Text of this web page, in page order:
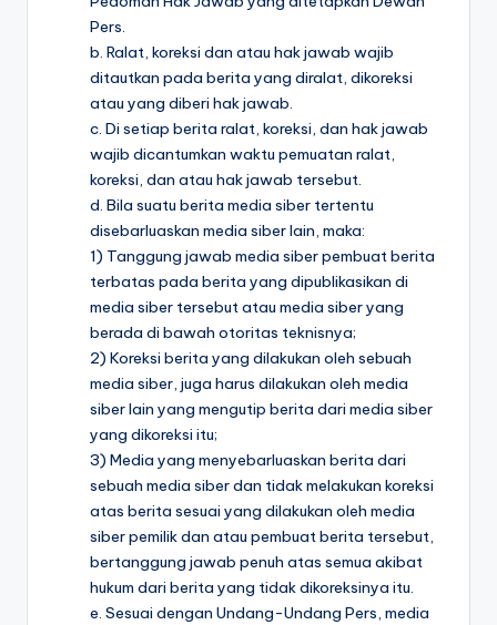
Pers.
b. Ralat, koreksi dan atau hak jawab wajib
ditautkan pada berita yang diralat, dikoreksi
atau yang diberi hak jawab.
c. Di setiap berita ralat, koreksi, dan hak jawab
wajib dicantumkan waktu pemuatan ralat,
koreksi, dan atau hak jawab tersebut.
d. Bila suatu berita media siber tertentu
disebarluaskan media siber lain, maka:
1) Tanggung jawab media siber pembuat berita
terbatas pada berita yang dipublikasikan di
media siber tersebut atau media siber yang
berada di bawah otoritas teknisnya;
2) Koreksi berita yang dilakukan oleh sebuah
media siber, juga harus dilakukan oleh media
siber lain yang mengutip berita dari media siber
yang dikoreksi itu;
3) Media yang menyebarluaskan berita dari
sebuah media siber dan tidak melakukan koreksi
atas berita sesuai yang dilakukan oleh media
siber pemilik dan atau pembuat berita tersebut,
bertanggung jawab penuh atas semua akibat
hukum dari berita yang tidak dikoreksinya itu.
e. Sesuai dengan Undang-Undang Pers, media